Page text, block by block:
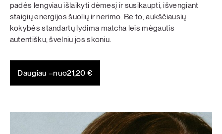
padės lengviau išlaikyti dėmesį ir susikaupti, išvengiant
staigių energijos šuolių ir nerimo. Be to, aukščiausių
kokybės standartų lydima matcha leis mėgautis
autentišku, švelniu jos skoniu.
Daugiau –nuo21,20€